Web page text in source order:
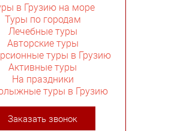
в Грузию на море
Туры по городам
Лечебные туры
Авторские туры
туры в Грузию
Активные туры
На праздники
туры в Грузию
Заказать звонок